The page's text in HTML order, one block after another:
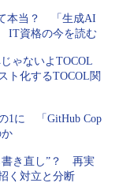
本当？ 「生成AI
IT資格の今を読む
ゃないよTOCOL
ト化するTOCOL関
1に 「GitHub Cop
書き直し”？ 再実
く対立と分断